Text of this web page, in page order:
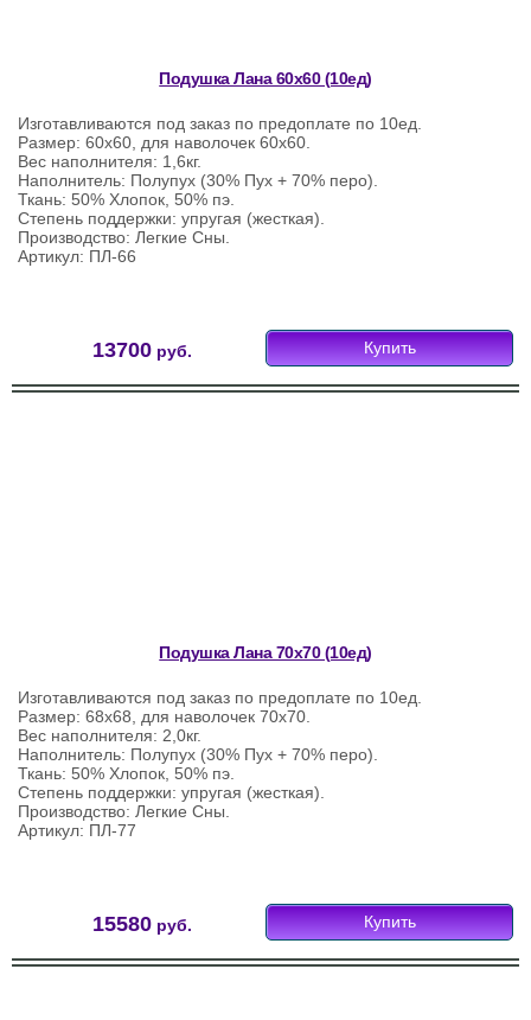
Подушка Лана 60х60 (10ед)
Изготавливаются под заказ по предоплате по 10ед.
Размер: 60х60, для наволочек 60х60.
Вес наполнителя: 1,6кг.
Наполнитель: Полупух (30% Пух + 70% перо).
Ткань: 50% Хлопок, 50% пэ.
Степень поддержки: упругая (жесткая).
Производство: Легкие Сны.
Артикул: ПЛ-66
13700руб. Купить
Подушка Лана 70х70 (10ед)
Изготавливаются под заказ по предоплате по 10ед.
Размер: 68х68, для наволочек 70х70.
Вес наполнителя: 2,0кг.
Наполнитель: Полупух (30% Пух + 70% перо).
Ткань: 50% Хлопок, 50% пэ.
Степень поддержки: упругая (жесткая).
Производство: Легкие Сны.
Артикул: ПЛ-77
15580руб. Купить